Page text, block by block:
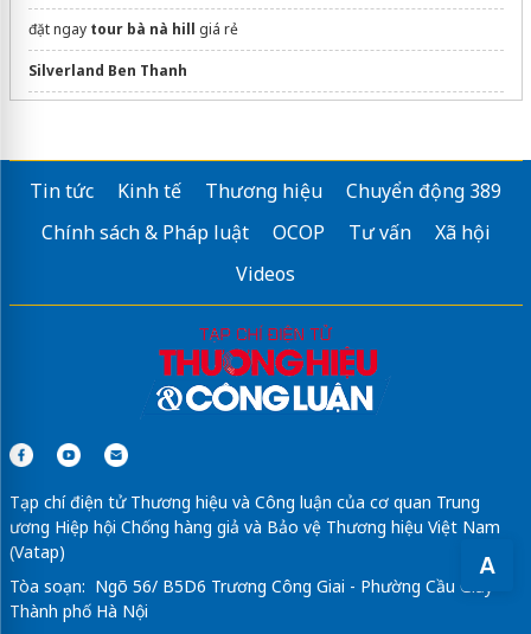
A
đặt ngay tour bà nà hill giá rẻ
Silverland Ben Thanh
Tin tức Kinh tế Thương hiệu
Chuyển động 389
Chính sách & Pháp luật
OCOP Tư vấn
Xã hội
Videos
Tạp chí điện tử Thương hiệu và Công luận của cơ quan Trung
ương Hiệp hội Chống hàng giả và Bảo vệ Thương hiệu Việt Nam
(Vatap)
Tòa soạn: Ngõ 56/ B5D6 Trương Công Giai - Phường Cầu Giấy -
Thành phố Hà Nội